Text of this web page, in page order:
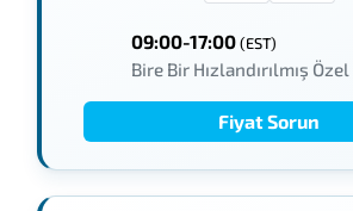
09:00-17:00(EST)
Bire Bir Hızlandırılmış
Fiyat Sorun